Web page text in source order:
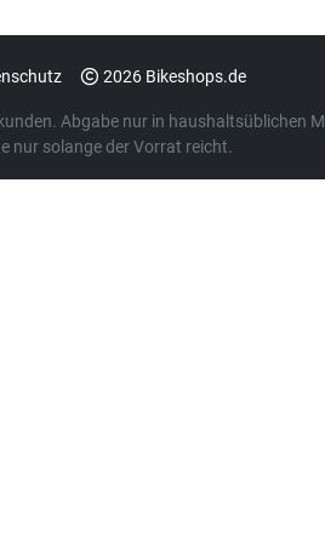
2026 Bikeshops.de
Abgabe nur in haushaltsüblichen
nur solange der Vorrat reicht.